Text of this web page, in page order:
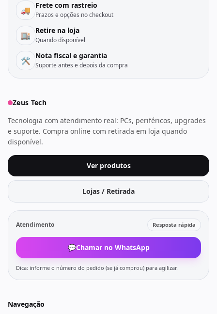
🚚 Frete com rastreio
Prazos e opções no checkout
🏬 Retire na loja
Quando disponível
🛠️ Nota fiscal e garantia
Suporte antes e depois da compra
Zeus Tech
Tecnologia com atendimento real: PCs, periféricos, upgrades
e suporte. Compra online com retirada em loja quando
disponível.
Ver produtos
Lojas / Retirada
Atendimento Resposta rápida
💬Chamar no WhatsApp
Dica: informe o número do pedido (se já comprou) para agilizar.
Navegação